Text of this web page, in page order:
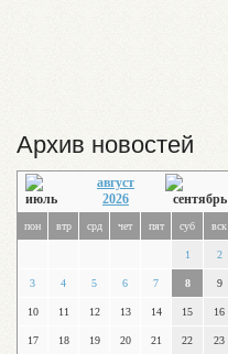
Архив новостей
август
2026
пон втр срд чет пят суб вск
1 2
3 4 5 6 7 8 9
10 11 12 13 14 15 16
17 18 19 20 21 22 23